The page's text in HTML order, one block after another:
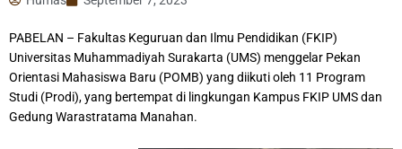
PABELAN – Fakultas Keguruan dan Ilmu Pendidikan (FKIP)
Universitas Muhammadiyah Surakarta (UMS) menggelar Pekan
Orientasi Mahasiswa Baru (POMB) yang diikuti oleh 11 Program
Studi (Prodi), yang bertempat di lingkungan Kampus FKIP UMS dan
Gedung Warastratama Manahan.